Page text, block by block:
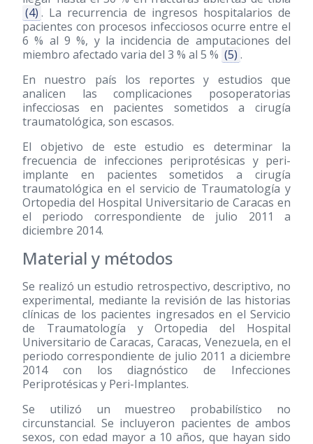
(4) . La recurrencia de ingresos hospitalarios de
pacientes con procesos infecciosos ocurre entre el
6 % al 9 %, y la incidencia de amputaciones del
miembro afectado varia del 3 % al 5 % (5) .
En nuestro país los reportes y estudios que
analicen las complicaciones posoperatorias
infecciosas en pacientes sometidos a cirugía
traumatológica, son escasos.
El objetivo de este estudio es determinar la
frecuencia de infecciones periprotésicas y peri-
implante en pacientes sometidos a cirugía
traumatológica en el servicio de Traumatología y
Ortopedia del Hospital Universitario de Caracas en
el periodo correspondiente de julio 2011 a
diciembre 2014.
Material y métodos
Se realizó un estudio retrospectivo, descriptivo, no
experimental, mediante la revisión de las historias
clínicas de los pacientes ingresados en el Servicio
de Traumatología y Ortopedia del Hospital
Universitario de Caracas, Caracas, Venezuela, en el
periodo correspondiente de julio 2011 a diciembre
2014 con los diagnóstico de Infecciones
Periprotésicas y Peri-Implantes.
Se utilizó un muestreo probabilístico no
circunstancial. Se incluyeron pacientes de ambos
sexos, con edad mayor a 10 años, que hayan sido